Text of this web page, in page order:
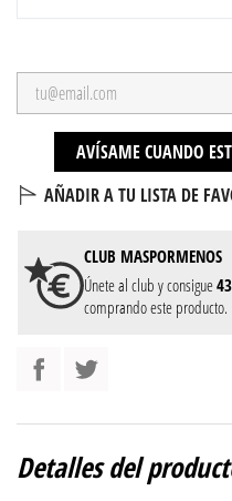
AVÍSAME CUANDO
AÑADIR A TU LISTA DE
CLUB MASPORMENOS
Únete al club y consigue43
comprando este producto.
Detalles del